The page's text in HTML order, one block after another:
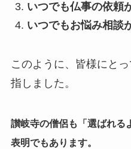
いつでも仏事の依頼
いつでもお悩み相談
このように、皆様にと
指しました。
讃岐寺の僧侶も「選ばれる
表明でもあります。